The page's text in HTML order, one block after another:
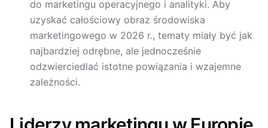
do marketingu operacyjnego i analityki. Aby
uzyskać całościowy obraz środowiska
marketingowego w 2026 r., tematy miały być jak
najbardziej odrębne, ale jednocześnie
odzwierciedlać istotne powiązania i wzajemne
zależności.